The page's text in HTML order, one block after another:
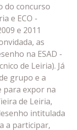
do concurso
e ECO -
e 2011
as
na ESAD -
de Leiria). Já
grupo e a
para expor na
de Leiria,
intitulada
a participar,